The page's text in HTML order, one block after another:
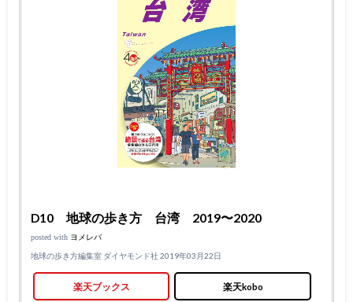
D10 地球の歩き方 台湾 2019〜2020
posted with ヨメレバ
地球の歩き方編集室 ダイヤモンド社 2019年03月22日
楽天ブックス 楽天kobo